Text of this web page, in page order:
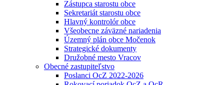
Zástupca starostu obce
Sekretariát starostu obce
Hlavný kontrolór obce
Všeobecne záväzné nariadenia
Územný plán obce Močenok
Strategické dokumenty
Družobné mesto Vracov
Obecné zastupiteľstvo
Poslanci OcZ 2022-2026